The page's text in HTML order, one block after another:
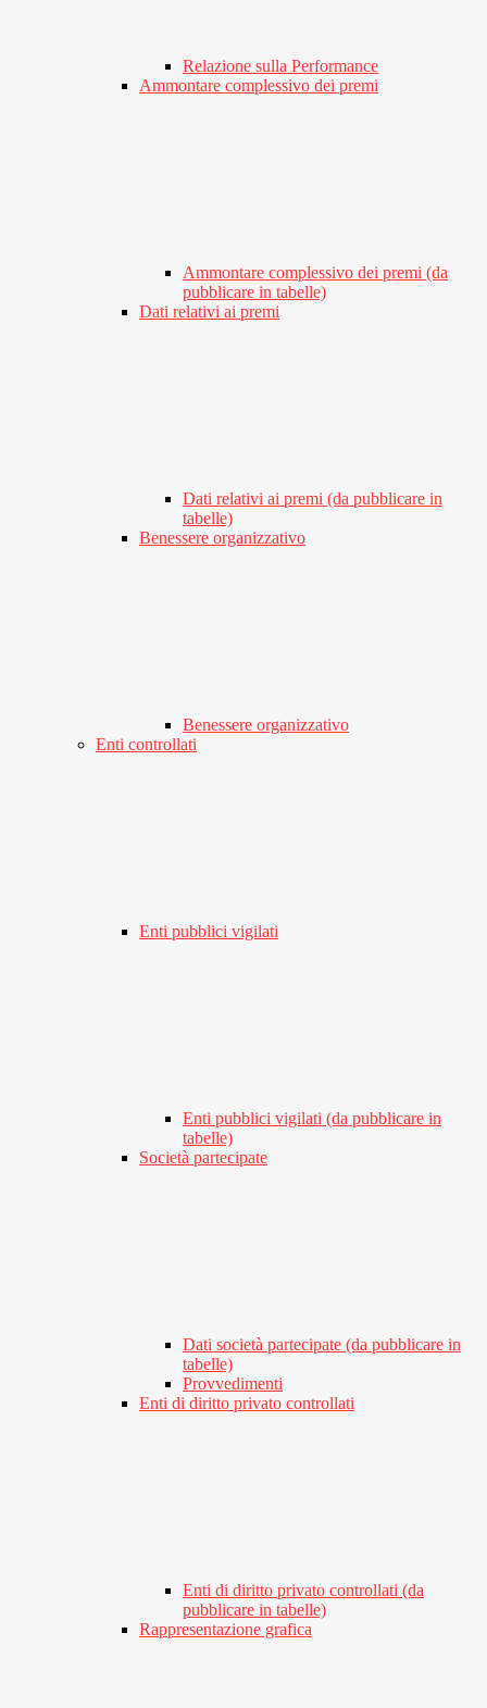
Relazione sulla Performance
Ammontare complessivo dei premi
Ammontare complessivo dei premi (da
pubblicare in tabelle)
Dati relativi ai premi
Dati relativi ai premi (da pubblicare in
tabelle)
Benessere organizzativo
Benessere organizzativo
Enti controllati
Enti pubblici vigilati
Enti pubblici vigilati (da pubblicare in
tabelle)
Società partecipate
Dati società partecipate (da pubblicare in
tabelle)
Provvedimenti
Enti di diritto privato controllati
Enti di diritto privato controllati (da
pubblicare in tabelle)
Rappresentazione grafica